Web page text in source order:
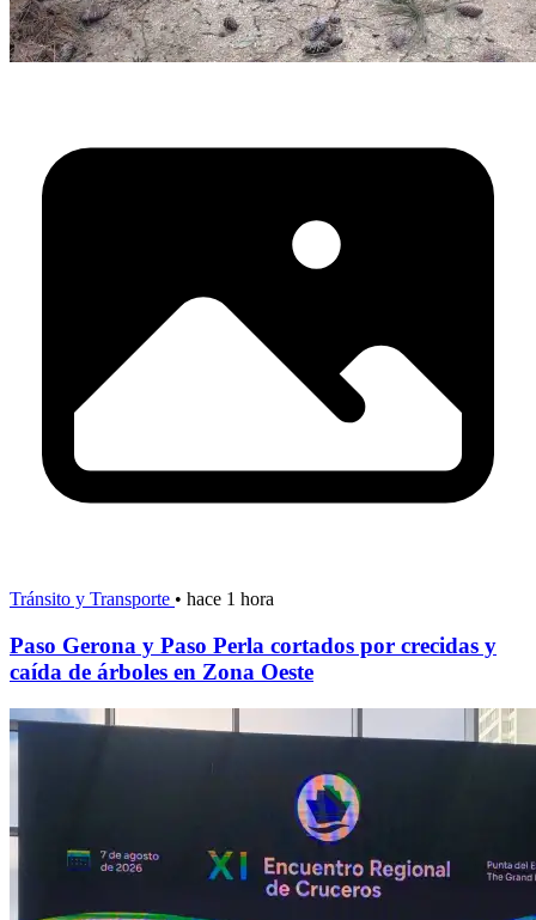
Tránsito y Transporte • hace 1 hora
Paso Gerona y Paso Perla cortados por crecidas y
caída de árboles en Zona Oeste